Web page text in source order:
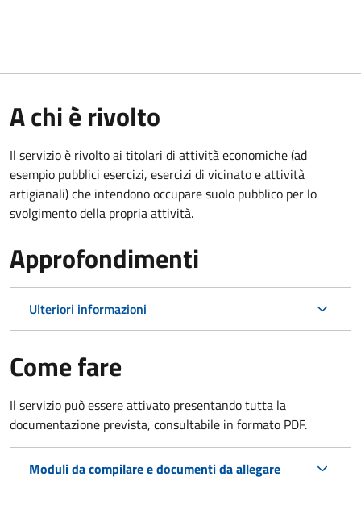
A chi è rivolto
Il servizio è rivolto ai titolari di attività economiche (ad
esempio pubblici esercizi, esercizi di vicinato e attività
artigianali) che intendono occupare suolo pubblico per lo
svolgimento della propria attività.
Approfondimenti
Ulteriori informazioni
Come fare
Il servizio può essere attivato presentando tutta la
documentazione prevista, consultabile in formato PDF.
Moduli da compilare e documenti da allegare